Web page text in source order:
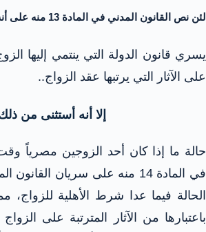
لئن نص القانون المدني في المادة 13 منه على أنه :
يسري قانون الدولة التي ينتمي إليها
على الآثار التي يرتبها عقد الزواج..
إلا أنه أستثنى من
حالة ما إذا كان أحد الزوجين مصرياً وقت
في المادة 14 منه على سريان
الحالة فيما عدا شرط الأهلية للزواج،
باعتبارها من الآثار المترتبة على